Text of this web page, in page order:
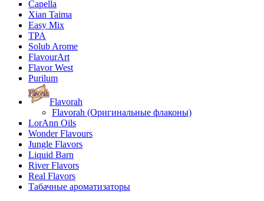
Capella
Xian Taima
Easy Mix
TPA
Solub Arome
FlavourArt
Flavor West
Purilum
Flavorah
Flavorah (Оригинальные флаконы)
LorAnn Oils
Wonder Flavours
Jungle Flavors
Liquid Barn
River Flavors
Real Flavors
Табачные ароматизаторы